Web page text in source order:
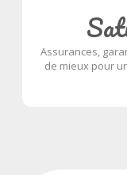
Assurances,
de mieux pour